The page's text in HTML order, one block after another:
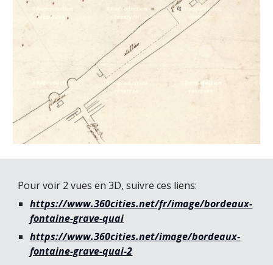
Pour voir 2 vues en 3D, suivre ces liens:
https://www.360cities.net/fr/image/bordeaux-
fontaine-grave-quai
https://www.360cities.net/image/bordeaux-
fontaine-grave-quai-2